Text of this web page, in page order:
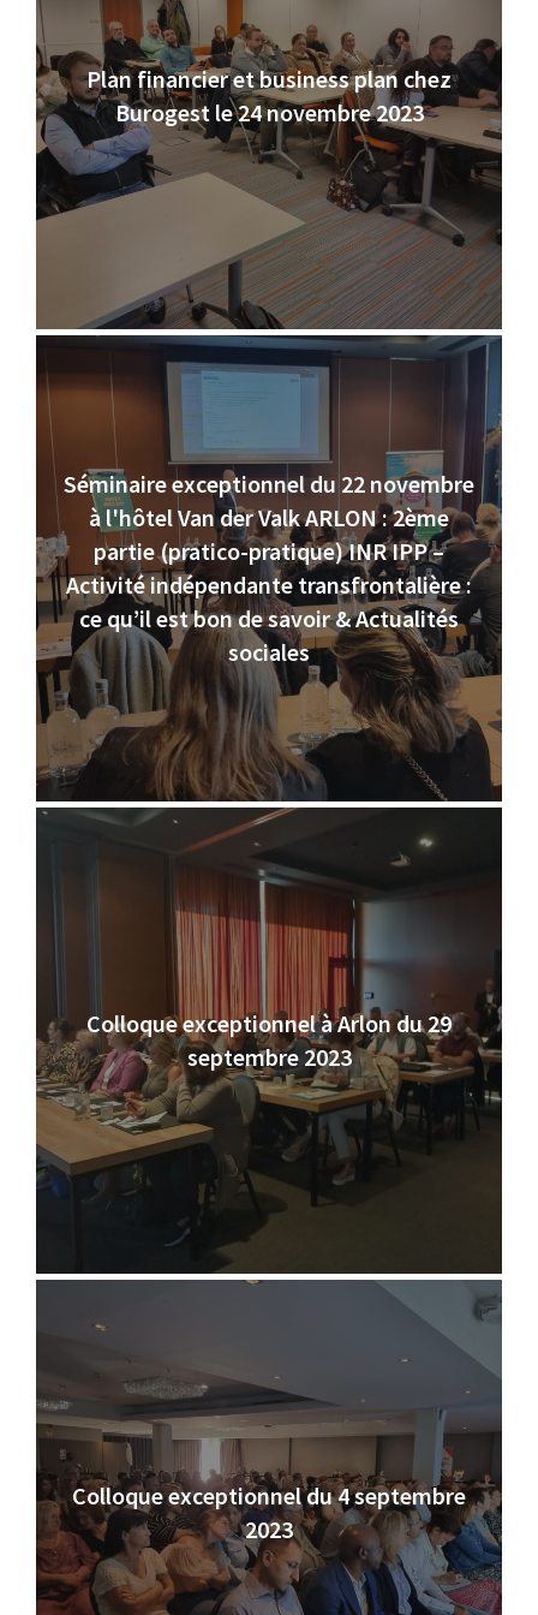
Plan financier et business plan chez
Burogest le 24 novembre 2023
Séminaire exceptionnel du 22 novembre
à l'hôtel Van der Valk ARLON : 2ème
partie (pratico-pratique) INR IPP –
Activité indépendante transfrontalière :
ce qu’il est bon de savoir & Actualités
sociales
Colloque exceptionnel à Arlon du 29
septembre 2023
Colloque exceptionnel du 4 septembre
2023